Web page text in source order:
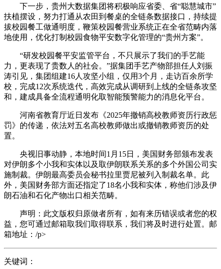
下一步，贵州大数据集团将积极响应省委、省“聪慧城市”
扶植摆设，努力打通从农田到餐桌的全链条数据接口，持续提
拔校园餐工做通明度，鞭策校园餐营业系统正在全省范畴内落
地使用，优化打制校园食物平安数字化管理的“贵州方案”。
“研发校园餐平安监管平台，不只展示了我们的手艺能
力，更表现了贵数人的社会。”据集团手艺产物部担任人刘振
涛引见，集团组建16人攻坚小组，仅用3个月，走访百余所学
校，完成12次系统迭代，高效完成从调研到上线的全链条攻坚
和，建成具备全流程通明化取智能预警能力的消息化平台。
河南省教育厅近日发布《2025年撤销高校教师资历行政惩
罚》的传递，依法对五名高校教师做出或撤销教师资历的处
置。
央视旧事动静，本地时间1月15日，美国财务部颁布发表
对伊朗多个小我和实体以及取伊朗联系关系的多个外国公司实
施制裁。伊朗最高委员会秘书拉里贾尼被列入制裁名单。此
外，美国财务部方面还指定了18名小我和实体，称他们涉及伊
朗石油和石化产物出口相关范畴。
声明：此文版权归原做者所有，如有来历错误或者您的权
益，您可通过邮箱取我们取得联系，我们将及时进行处置。邮
箱地址：/p>
关键词：